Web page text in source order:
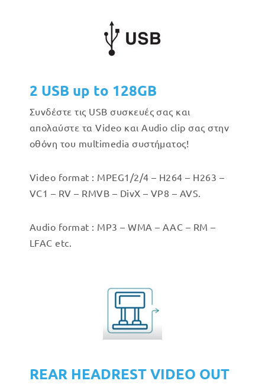
2 USB up to 128GB
Συνδέστε τις USB συσκευές σας και
απολαύστε τα Video και Audio clip σας στην
οθόνη του multimedia συστήματος!
Video format : MPEG1/2/4 – H264 – H263 –
VC1 – RV – RMVB – DivX – VP8 – AVS.
Audio format : MP3 – WMA – AAC – RM –
LFAC etc.
REAR HEADREST VIDEO OUT